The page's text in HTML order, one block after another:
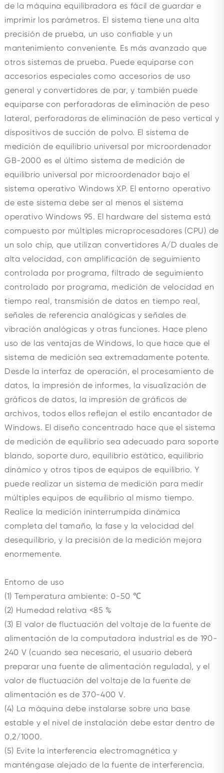
de la máquina equilibradora es fácil de guardar e
imprimir los parámetros. El sistema tiene una alta
precisión de prueba, un uso confiable y un
mantenimiento conveniente. Es más avanzado que
otros sistemas de prueba. Puede equiparse con
accesorios especiales como accesorios de uso
general y convertidores de par, y también puede
equiparse con perforadoras de eliminación de peso
lateral, perforadoras de eliminación de peso vertical y
dispositivos de succión de polvo. El sistema de
medición de equilibrio universal por microordenador
GB-2000 es el último sistema de medición de
equilibrio universal por microordenador bajo el
sistema operativo Windows XP. El entorno operativo
de este sistema debe ser al menos el sistema
operativo Windows 95. El hardware del sistema está
compuesto por múltiples microprocesadores (CPU) de
un solo chip, que utilizan convertidores A/D duales de
alta velocidad, con amplificación de seguimiento
controlada por programa, filtrado de seguimiento
controlado por programa, medición de velocidad en
tiempo real, transmisión de datos en tiempo real,
señales de referencia analógicas y señales de
vibración analógicas y otras funciones. Hace pleno
uso de las ventajas de Windows, lo que hace que el
sistema de medición sea extremadamente potente.
Desde la interfaz de operación, el procesamiento de
datos, la impresión de informes, la visualización de
gráficos de datos, la impresión de gráficos de
archivos, todos ellos reflejan el estilo encantador de
Windows. El diseño concentrado hace que el sistema
de medición de equilibrio sea adecuado para soporte
blando, soporte duro, equilibrio estático, equilibrio
dinámico y otros tipos de equipos de equilibrio. Y
puede realizar un sistema de medición para medir
múltiples equipos de equilibrio al mismo tiempo.
Realice la medición ininterrumpida dinámica
completa del tamaño, la fase y la velocidad del
desequilibrio, y la precisión de la medición mejora
enormemente.
Entorno de uso
(1) Temperatura ambiente: 0-50 ℃
(2) Humedad relativa <85 %
(3) El valor de fluctuación del voltaje de la fuente de
alimentación de la computadora industrial es de 190-
240 V (cuando sea necesario, el usuario deberá
preparar una fuente de alimentación regulada), y el
valor de fluctuación del voltaje de la fuente de
alimentación es de 370-400 V.
(4) La máquina debe instalarse sobre una base
estable y el nivel de instalación debe estar dentro de
0,2/1000.
(5) Evite la interferencia electromagnética y
manténgase alejado de la fuente de interferencia.